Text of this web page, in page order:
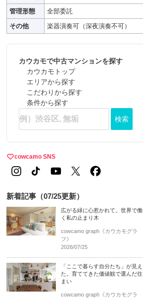
管理形態
全部委託
その他
楽器演奏可（深夜演奏不可）
カウカモで中古マンションを探す
カウカモトップ
エリアから探す
こだわりから探す
条件から探す
検索
cowcamo SNS
新着記事（07/25更新）
広がる緑に心惹かれて。世界で働
く私の止まり木
cowcamo graph《カウカモグラ
フ》
2026/07/25
「ここで暮らす自分たち」が見え
た。育ててきた価値観で選んだ住
まい
cowcamo graph《カウカモグラ